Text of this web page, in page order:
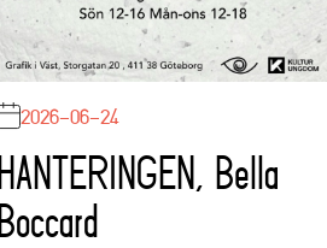
2026-06-24
HANTERINGEN, Bella
Boccard